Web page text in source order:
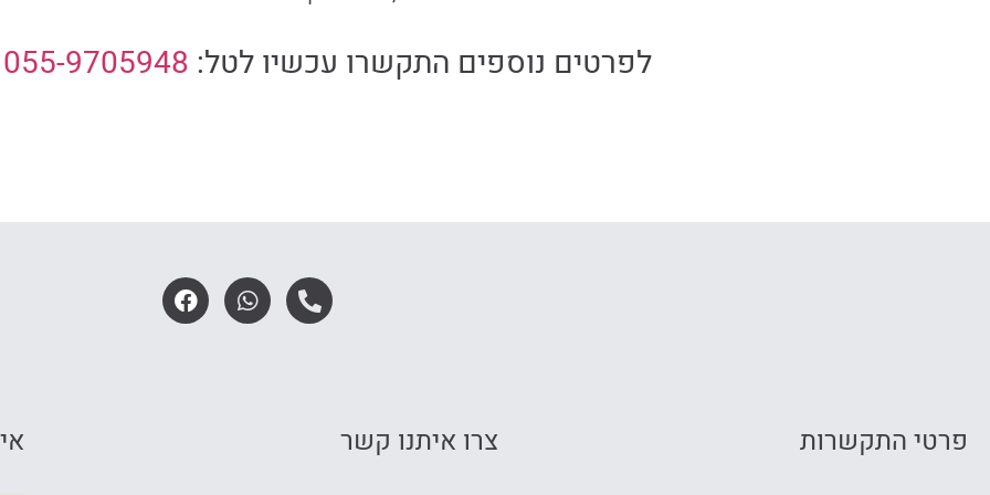
לפרטים נוספים התקשרו עכשיו לטל: 055-9705948
פרטי התקשרות צרו איתנו קשר